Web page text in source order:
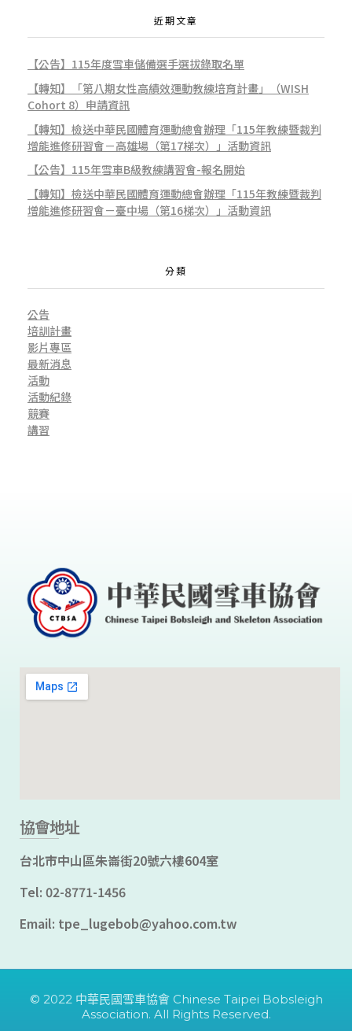
近期文章
【公告】115年度雪車儲備選手選拔錄取名單
【轉知】「第八期女性高績效運動教練培育計畫」（WISH
Cohort 8）申請資訊
【轉知】檢送中華民國體育運動總會辦理「115年教練暨裁判
增能進修研習會－高雄場（第17梯次）」活動資訊
【公告】115年雪車B級教練講習會-報名開始
【轉知】檢送中華民國體育運動總會辦理「115年教練暨裁判
增能進修研習會－臺中場（第16梯次）」活動資訊
分類
公告
培訓計畫
影片專區
最新消息
活動
活動紀錄
競賽
講習
協會地址
台北市中山區朱崙街20號六樓604室
Tel: 02-8771-1456
Email: tpe_lugebob@yahoo.com.tw
© 2022 中華民國雪車協會 Chinese Taipei Bobsleigh
Association. All Rights Reserved.